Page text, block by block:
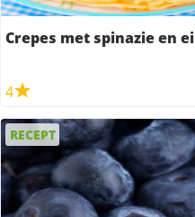
Crepes met spinazie en ei
4
RECEPT